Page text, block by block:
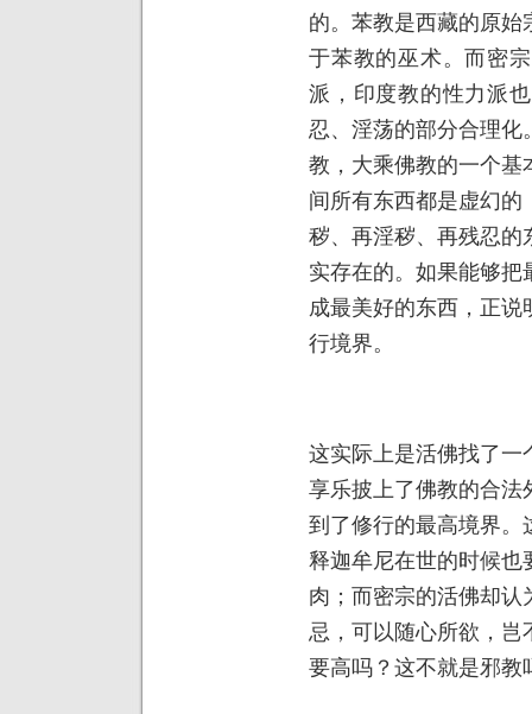
的。苯教是西藏的原
于苯教的巫术。而密
派，印度教的性力派
忍、淫荡的部分合理
教，大乘佛教的一个基
间所有东西都是虚幻
秽、再淫秽、再残忍的
实存在的。如果能够
成最美好的东西，正
行境界。
这实际上是活佛找了一
享乐披上了佛教的合法
到了修行的最高境界。
释迦牟尼在世的时候也
肉；而密宗的活佛却
忌，可以随心所欲，岂
要高吗？这不就是邪教